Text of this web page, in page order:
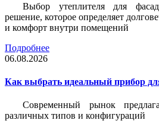
Выбор утеплителя для
решение, которое определяет
и комфорт внутри помещений
Подробнее
06.08.2026
Как выбрать идеальный прибор
Современный рынок
различных типов и конфигураций